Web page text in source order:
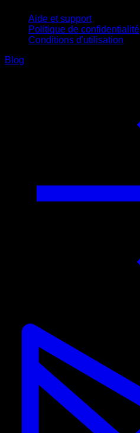
Aide et support
Politique de confidentialité
Conditions d'utilisation
Blog